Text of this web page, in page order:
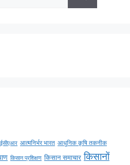
आत्मनिर्भर भारत आधुनिक कृषि तकनीक
किसान प्रशिक्षण किसान समाचार किसानों